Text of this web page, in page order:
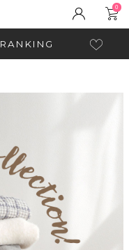
0
RANKING